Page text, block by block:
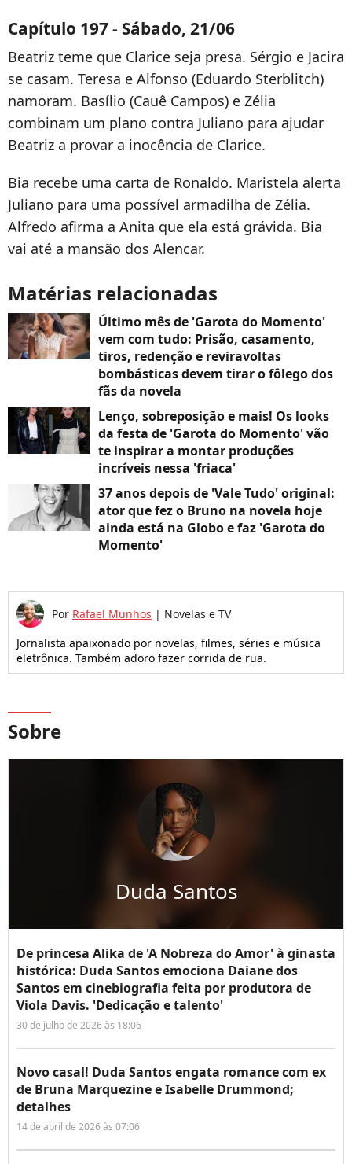
Capítulo 197 - Sábado, 21/06
Beatriz teme que Clarice seja presa. Sérgio e Jacira
se casam. Teresa e Alfonso (Eduardo Sterblitch)
namoram. Basílio (Cauê Campos) e Zélia
combinam um plano contra Juliano para ajudar
Beatriz a provar a inocência de Clarice.
Bia recebe uma carta de Ronaldo. Maristela alerta
Juliano para uma possível armadilha de Zélia.
Alfredo afirma a Anita que ela está grávida. Bia
vai até a mansão dos Alencar.
Matérias relacionadas
Último mês de 'Garota do Momento'
vem com tudo: Prisão, casamento,
tiros, redenção e reviravoltas
bombásticas devem tirar o fôlego dos
fãs da novela
Lenço, sobreposição e mais! Os looks
da festa de 'Garota do Momento' vão
te inspirar a montar produções
incríveis nessa 'friaca'
37 anos depois de 'Vale Tudo' original:
ator que fez o Bruno na novela hoje
ainda está na Globo e faz 'Garota do
Momento'
Por Rafael Munhos | Novelas e TV
Jornalista apaixonado por novelas, filmes, séries e música
eletrônica. Também adoro fazer corrida de rua.
Sobre
Duda Santos
De princesa Alika de 'A Nobreza do Amor' à ginasta
histórica: Duda Santos emociona Daiane dos
Santos em cinebiografia feita por produtora de
Viola Davis. 'Dedicação e talento'
30 de julho de 2026 às 18:06
Novo casal! Duda Santos engata romance com ex
de Bruna Marquezine e Isabelle Drummond;
detalhes
14 de abril de 2026 às 07:06